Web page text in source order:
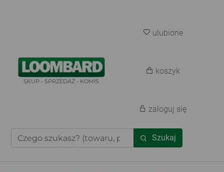
SKUP - SPRZEDAŻ - KOMIS
Szukaj
ulubione
koszyk
zaloguj się